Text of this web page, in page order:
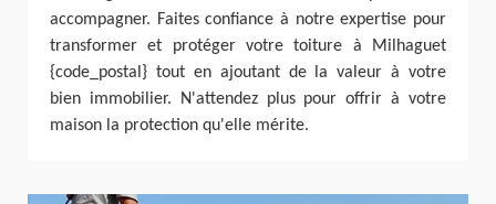
accompagner. Faites confiance à notre expertise pour
transformer et protéger votre toiture à Milhaguet
{code_postal} tout en ajoutant de la valeur à votre
bien immobilier. N'attendez plus pour offrir à votre
maison la protection qu'elle mérite.